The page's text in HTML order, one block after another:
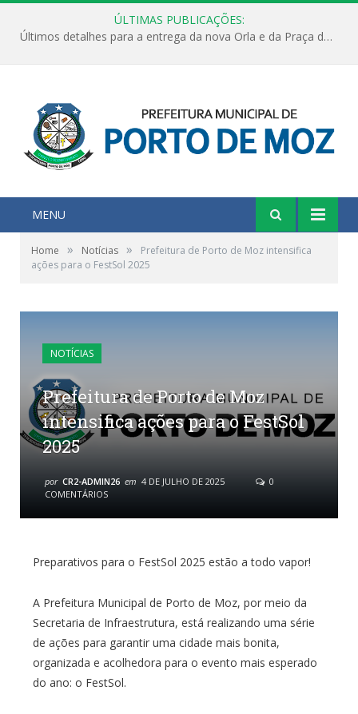
ÚLTIMAS PUBLICAÇÕES:
Últimos detalhes para a entrega da nova Orla e da Praça do Praião
MENU
Home » Notícias »
Prefeitura de Porto de Moz intensifica
ações para o FestSol 2025
NOTÍCIAS
Prefeitura de Porto de Moz
intensifica ações para o FestSol
2025
por CR2-ADMIN26 em 4 DE JULHO DE 2025
0
COMENTÁRIOS
Preparativos para o FestSol 2025 estão a todo vapor!
A Prefeitura Municipal de Porto de Moz, por meio da
Secretaria de Infraestrutura, está realizando uma série
de ações para garantir uma cidade mais bonita,
organizada e acolhedora para o evento mais esperado
do ano: o FestSol.